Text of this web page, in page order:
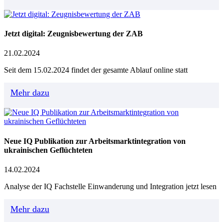
Jetzt digital: Zeugnisbewertung der ZAB
21.02.2024
Seit dem 15.02.2024 findet der gesamte Ablauf online statt
Mehr dazu
Neue IQ Publikation zur Arbeitsmarktintegration von
ukrainischen Geflüchteten
14.02.2024
Analyse der IQ Fachstelle Einwanderung und Integration jetzt lesen
Mehr dazu